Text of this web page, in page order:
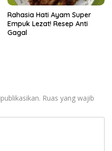
Rahasia Hati Ayam Super
Empuk Lezat! Resep Anti
Gagal
Ruas yang wajib